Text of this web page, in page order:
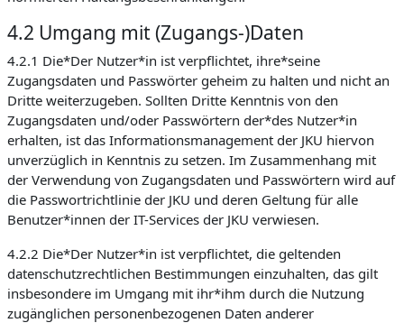
4.2 Umgang mit (Zugangs-)Daten
4.2.1 Die*Der Nutzer*in ist verpflichtet, ihre*seine
Zugangsdaten und Passwörter geheim zu halten und nicht an
Dritte weiterzugeben. Sollten Dritte Kenntnis von den
Zugangsdaten und/oder Passwörtern der*des Nutzer*in
erhalten, ist das Informationsmanagement der JKU hiervon
unverzüglich in Kenntnis zu setzen. Im Zusammenhang mit
der Verwendung von Zugangsdaten und Passwörtern wird auf
die Passwortrichtlinie der JKU und deren Geltung für alle
Benutzer*innen der IT-Services der JKU verwiesen.
4.2.2 Die*Der Nutzer*in ist verpflichtet, die geltenden
datenschutzrechtlichen Bestimmungen einzuhalten, das gilt
insbesondere im Umgang mit ihr*ihm durch die Nutzung
zugänglichen personenbezogenen Daten anderer